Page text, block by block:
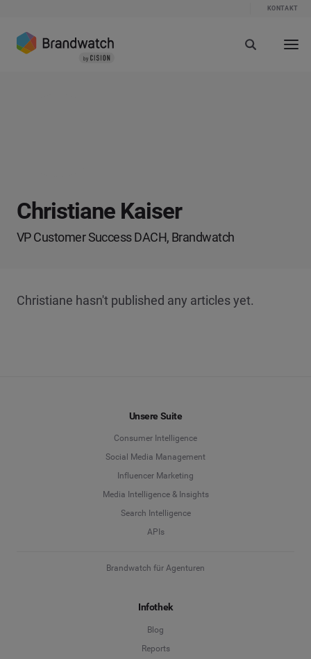
KONTAKT
Christiane Kaiser
VP Customer Success DACH, Brandwatch
Christiane hasn't published any articles yet.
Unsere Suite
Consumer Intelligence
Social Media Management
Influencer Marketing
Media Intelligence & Insights
Search Intelligence
APIs
Brandwatch für Agenturen
Infothek
Blog
Reports